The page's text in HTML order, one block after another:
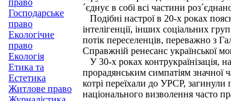
право
Господарське
право
Екологічне
право
Екологія
Етика та
Естетика
Житлове право
´єднує в собі всі частини
Подібні настрої в 20-х роках
інтелігенції, інших соціальних
потік переселенців, переважно з
Справжній ренесанс української
У 30-х роках контрукраїнізація,
прорадянським симпатіям значної
котрі переїхали до УРСР, загинули
національного визволення часто